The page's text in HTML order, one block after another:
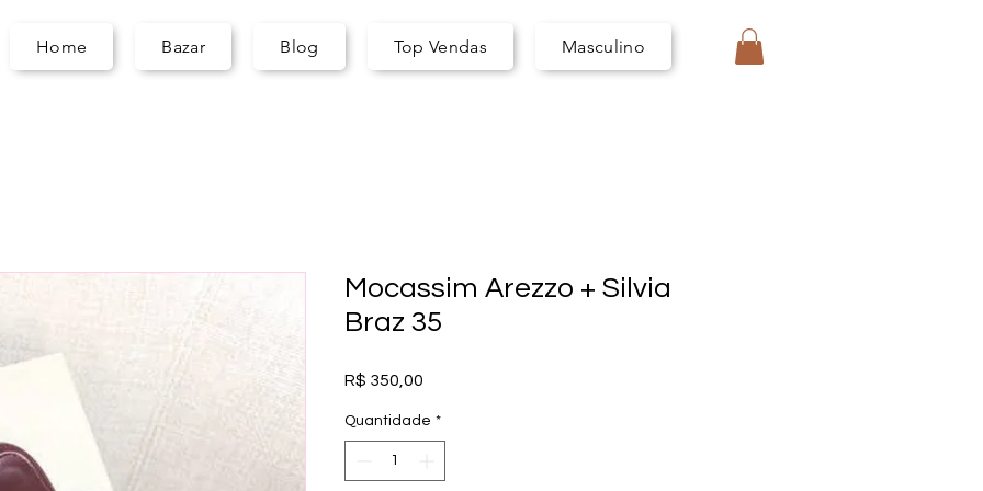
SARAIVA
Home Bazar Blog Top Vendas Masculino
Mocassim Arezzo + Silvia
Braz 35
R$ 350,00
Quantidade *